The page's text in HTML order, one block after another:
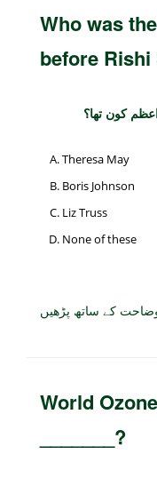
Who was
before Rishi
کون تھا؟
Theresa May
Boris Johnson
Liz Truss
None of these
کے ساتھ پڑھیں
World
_______?